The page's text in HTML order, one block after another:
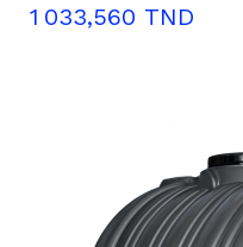
Prix
1 033,560 TND